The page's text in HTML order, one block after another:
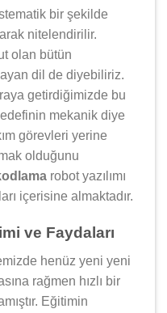
bir şekilde
nitelendirilir.
olan bütün
dil de diyebiliriz.
getirdiğimizde bu
mekanik diye
görevleri yerine
olduğunu
robot yazılımı
içerisine almaktadır.
ve Faydaları
henüz yeni yeni
rağmen hızlı bir
Eğitimin